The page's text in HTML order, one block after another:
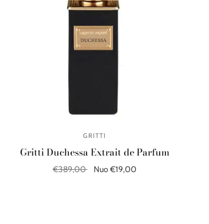
GRITTI
Gritti Duchessa Extrait de Parfum
€389,00
Nuo €19,00